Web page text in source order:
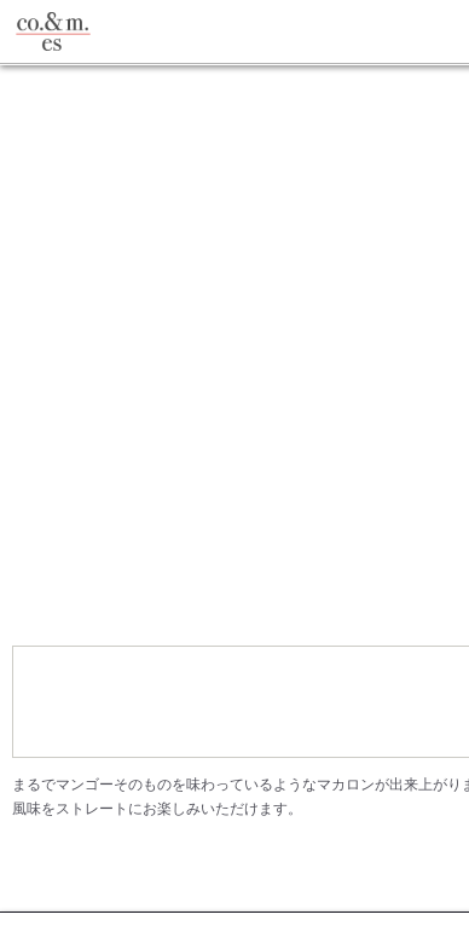
まるでマンゴーそのものを味わっているようなマカロンが出来上が
風味をストレートにお楽しみいただけます。